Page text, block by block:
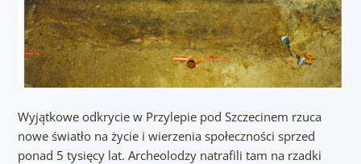
Wyjątkowe odkrycie w Przylepie pod Szczecinem rzuca
nowe światło na życie i wierzenia społeczności sprzed
ponad 5 tysięcy lat. Archeolodzy natrafili tam na rzadki